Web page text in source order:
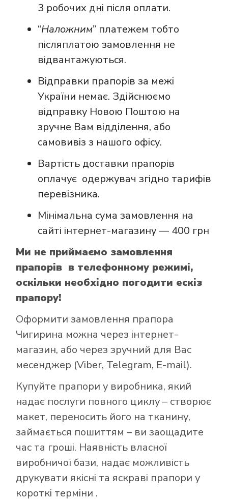
3 робочих дні після оплати.
“Наложним” платежем тобто
післяплатою замовлення не
відвантажуються.
Відправки прапорів за межі
України немає. Здійснюємо
відправку Новою Поштою на
зручне Вам відділення, або
самовивіз з нашого офісу.
Вартість доставки прапорів
оплачує одержувач згідно тарифів
перевізника.
Мінімальна сума замовлення на
сайті інтернет-магазину — 400 грн
Ми не приймаємо замовлення
прапорів в телефонному режимі,
оскільки необхідно погодити ескіз
прапору!
Оформити замовлення прапора
Чигирина можна через інтернет-
магазин, або через зручний для Вас
месенджер (Viber, Telegram, E-mail).
Купуйте прапори у виробника, який
надає послуги повного циклу – створює
макет, переносить його на тканину,
займається пошиттям – ви заощадите
час та гроші. Наявність власної
виробничої бази, надає можливість
друкувати якісні та яскраві прапори у
короткі терміни .